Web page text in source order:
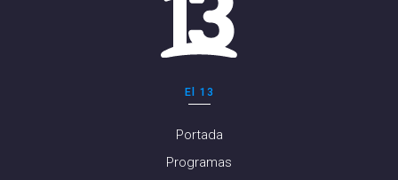
El 13
Portada
Programas